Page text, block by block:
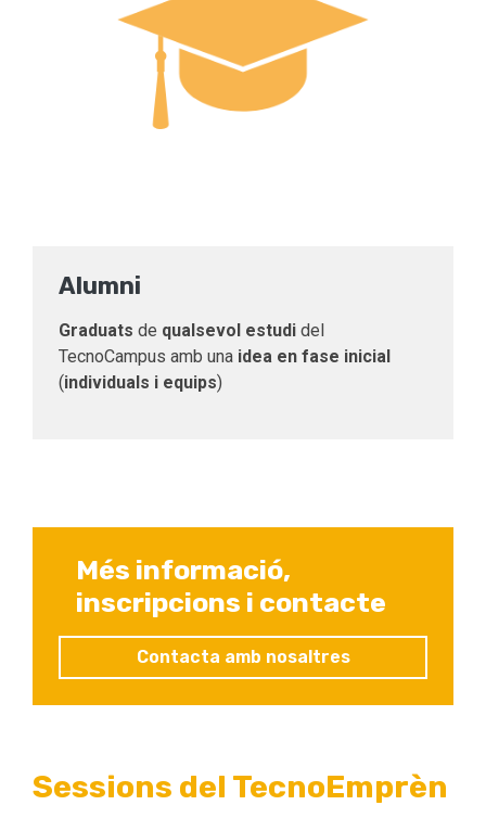
Alumni
Graduats de qualsevol estudi del
TecnoCampus amb una idea en fase inicial
(individuals i equips)
Més informació,
inscripcions i contacte
Contacta amb nosaltres
Sessions del TecnoEmprèn